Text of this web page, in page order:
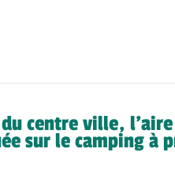
centre ville,
sur le camping à